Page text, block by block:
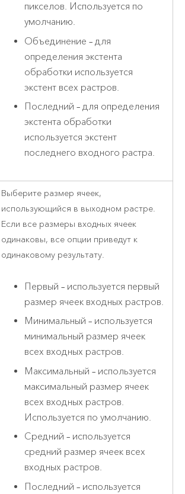
пикселов. Используется по
умолчанию.
Объединение – для
определения экстента
обработки используется
экстент всех растров.
Последний – для определения
экстента обработки
используется экстент
последнего входного растра.
Выберите размер ячеек,
использующийся в выходном растре.
Если все размеры входных ячеек
одинаковы, все опции приведут к
одинаковому результату.
Первый – используется первый
размер ячеек входных растров.
Минимальный – используется
минимальный размер ячеек
всех входных растров.
Максимальный – используется
максимальный размер ячеек
всех входных растров.
Используется по умолчанию.
Средний – используется
средний размер ячеек всех
входных растров.
Последний – используется